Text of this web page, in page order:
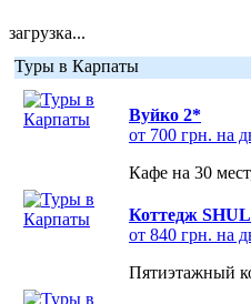
загрузка...
Туры в Карпаты
Вуйко 2*
от 700 грн. на
Кафе на 30
Коттедж
от 840 грн. на
Пятиэтажный